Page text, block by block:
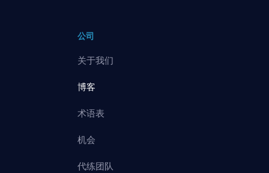
公司
关于我们
博客
术语表
机会
代练团队